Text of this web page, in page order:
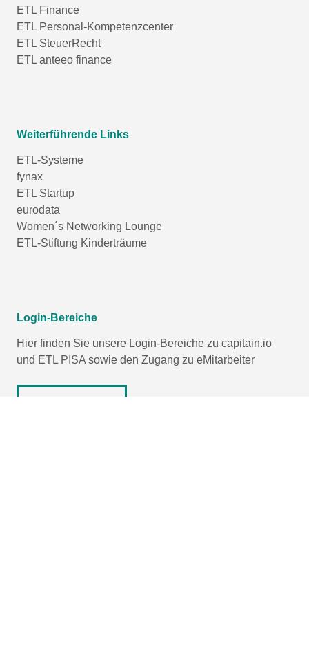
ETL Finance
ETL Personal-Kompetenzcenter
ETL SteuerRecht
ETL anteeo finance
Weiterführende Links
ETL-Systeme
fynax
ETL Startup
eurodata
Women´s Networking Lounge
ETL-Stiftung Kinderträume
Login-Bereiche
Hier finden Sie unsere Login-Bereiche zu capitain.io
und ETL PISA sowie den Zugang zu eMitarbeiter